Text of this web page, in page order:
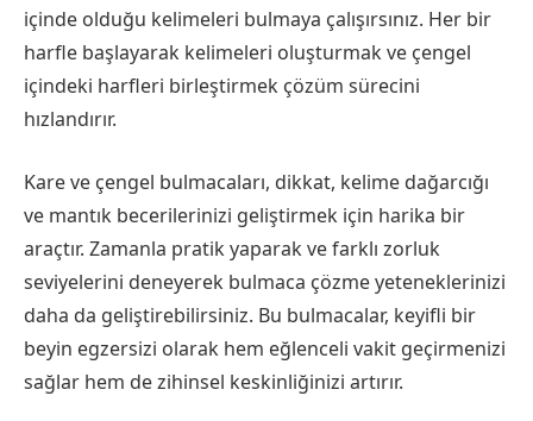
içinde olduğu kelimeleri bulmaya çalışırsınız. Her bir
harfle başlayarak kelimeleri oluşturmak ve çengel
içindeki harfleri birleştirmek çözüm sürecini
hızlandırır.
Kare ve çengel bulmacaları, dikkat, kelime dağarcığı
ve mantık becerilerinizi geliştirmek için harika bir
araçtır. Zamanla pratik yaparak ve farklı zorluk
seviyelerini deneyerek bulmaca çözme yeteneklerinizi
daha da geliştirebilirsiniz. Bu bulmacalar, keyifli bir
beyin egzersizi olarak hem eğlenceli vakit geçirmenizi
sağlar hem de zihinsel keskinliğinizi artırır.